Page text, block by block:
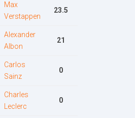
Max
Verstappen
23.5
Alexander
Albon
21
Carlos
Sainz
0
Charles
Leclerc
0